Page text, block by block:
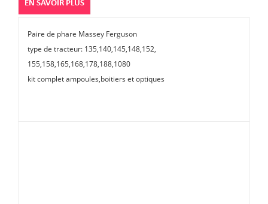
EN SAVOIR PLUS
Paire de phare Massey Ferguson
type de tracteur: 135,140,145,148,152,
155,158,165,168,178,188,1080
kit complet ampoules,boitiers et optiques